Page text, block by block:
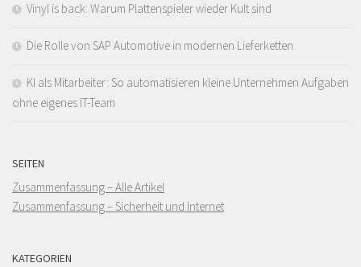
Vinyl is back: Warum Plattenspieler wieder Kult sind
Die Rolle von SAP Automotive in modernen Lieferketten
KI als Mitarbeiter: So automatisieren kleine Unternehmen Aufgaben
ohne eigenes IT-Team
SEITEN
Zusammenfassung – Alle Artikel
Zusammenfassung – Sicherheit und Internet
KATEGORIEN